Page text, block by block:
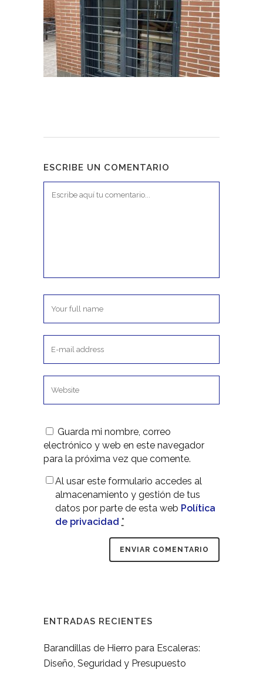
ESCRIBE UN COMENTARIO
Guarda mi nombre, correo
electrónico y web en este navegador
para la próxima vez que comente.
Al usar este formulario accedes al
almacenamiento y gestión de tus
datos por parte de esta web Política
de privacidad *
ENTRADAS RECIENTES
Barandillas de Hierro para Escaleras:
Diseño, Seguridad y Presupuesto